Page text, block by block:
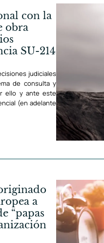
con la
obra
SU-214
judiciales
de consulta y
ello y ante este
(en adelante
a
“papas